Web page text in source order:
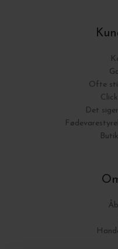
Ofte
Det